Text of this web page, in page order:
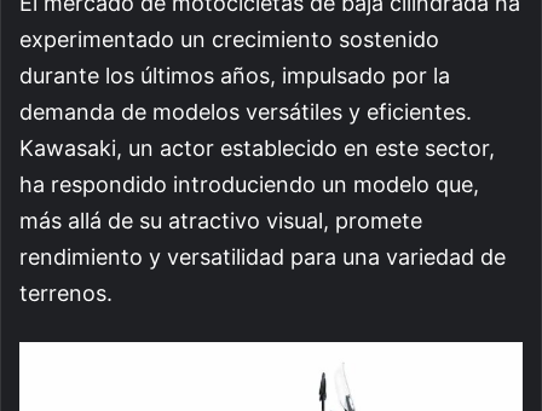
experimentado un crecimiento sostenido
durante los últimos años, impulsado por la
demanda de modelos versátiles y eficientes.
Kawasaki, un actor establecido en este sector,
ha respondido introduciendo un modelo que,
más allá de su atractivo visual, promete
rendimiento y versatilidad para una variedad de
terrenos.